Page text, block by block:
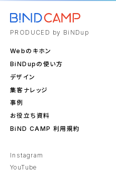
PRODUCED by BiNDup
Webのキホン
BiNDupの使い方
デザイン
集客ナレッジ
事例
お役立ち資料
BiND CAMP 利用規約
Instagram
YouTube